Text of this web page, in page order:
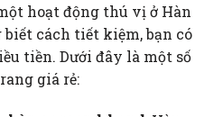
hoạt động thú vị ở Hàn
biết cách tiết kiệm, bạn có
tiền. Dưới đây là một số
giá rẻ: